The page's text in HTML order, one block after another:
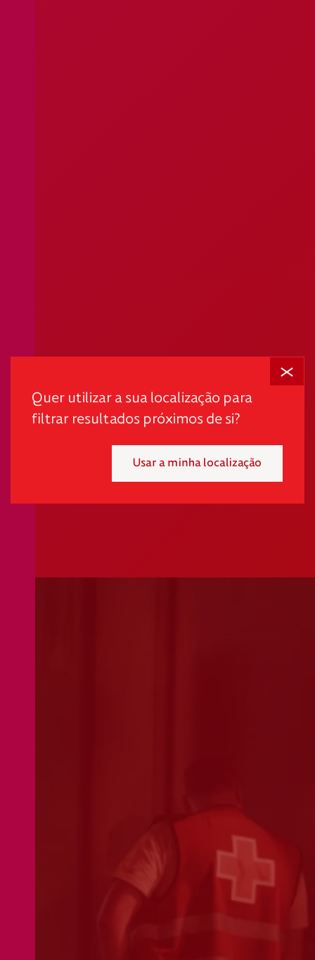
Quer utilizar a sua localização para
filtrar resultados próximos de si?
Usar a minha localização